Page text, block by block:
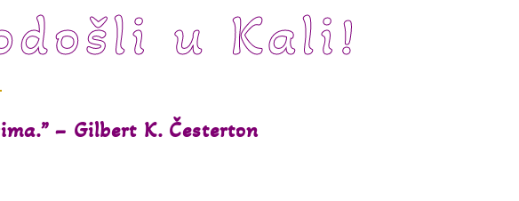
u Kali!
– Gilbert K. Česterton